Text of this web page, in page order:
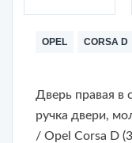
OPEL CORSA D
Дверь правая в
ручка двери,
/ Opel Corsa D